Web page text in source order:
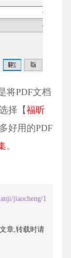
将PDF文档
择【福昕
好用的PDF
。
jiaocheng/1
章,转载时请